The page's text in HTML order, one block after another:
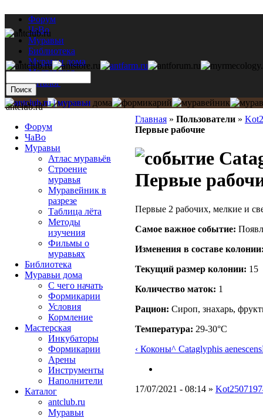
Форум
ЧаВо
Муравьи
Библиотека
Муравьи дома
Мастерская
Каталог
Главная » Пользователи »
Первые рабочие
Первые
Первые 2 рабочих, мелкие и
Самое важное событие:
Изменения в составе
Текущий размер кoлонии: 15
Количество маток: 1
Рацион: Сироп, знахарь,
Температура: 29-30°C
‹ Коконы^ Cataglyphis aenescens
17/07/2021 - 08:14 »
antclub.ru
Форум
ЧаВо
Муравьи
Атлас муравьёв
Строение
муравья
Муравейник в
разрезе
Таблица лёта
Методы
изучения
Фильмы о
муравьях
Библиотека
Муравьи дома
С чего начать
Формикарии
Условия
Кормление
Мастерская
Инкубаторы
Формикарии
Арены
Инструменты
Наполнители
Каталог
antclub.ru
Муравьи